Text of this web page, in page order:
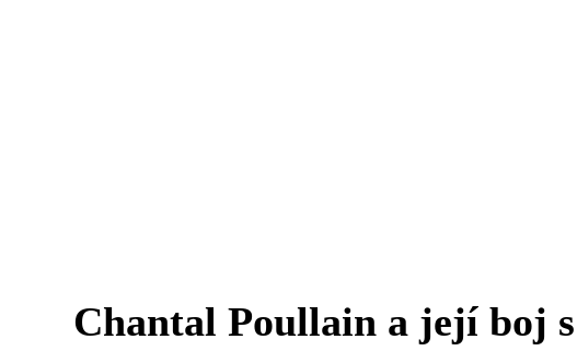
Chantal Poullain a její boj